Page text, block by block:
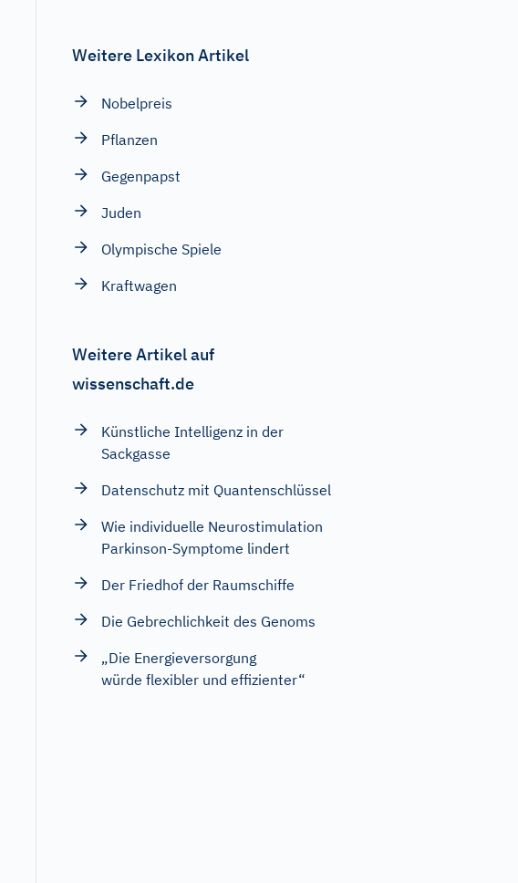
Weitere Lexikon Artikel
Nobelpreis
Pflanzen
Gegenpapst
Juden
Olympische Spiele
Kraftwagen
Weitere Artikel auf
wissenschaft.de
Künstliche Intelligenz in der
Sackgasse
Datenschutz mit Quantenschlüssel
Wie individuelle Neurostimulation
Parkinson-Symptome lindert
Der Friedhof der Raumschiffe
Die Gebrechlichkeit des Genoms
„Die Energieversorgung
würde flexibler und effizienter“